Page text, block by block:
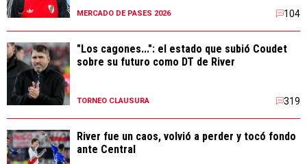
MERCADO DE PASES 2026 104
"Los cagones...": el estado que subió Coudet
sobre su futuro como DT de River
TORNEO CLAUSURA 319
River fue un caos, volvió a perder y tocó fondo
ante Central